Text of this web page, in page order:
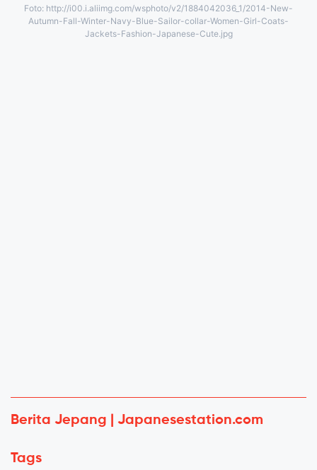
Foto: http://i00.i.aliimg.com/wsphoto/v2/1884042036_1/2014-New-
Autumn-Fall-Winter-Navy-Blue-Sailor-collar-Women-Girl-Coats-
Jackets-Fashion-Japanese-Cute.jpg
Berita Jepang | Japanesestation.com
Tags